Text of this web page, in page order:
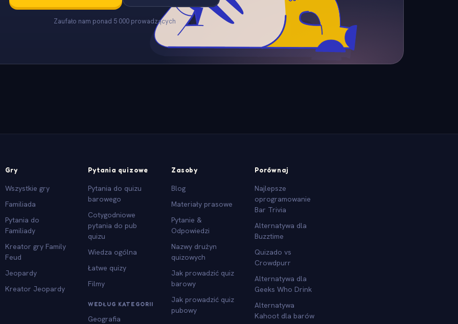
Zaufało nam ponad 5 000 prowadzących
Gry
Wszystkie gry
Familiada
Pytania do
Familiady
Kreator gry Family
Feud
Jeopardy
Kreator Jeopardy
Pytania quizowe
Pytania do quizu
barowego
Cotygodniowe
pytania do pub
quizu
Wiedza ogólna
Łatwe quizy
Filmy
WEDŁUG KATEGORII
Geografia
Zasoby
Blog
Materiały prasowe
Pytanie &
Odpowiedzi
Nazwy drużyn
quizowych
Jak prowadzić quiz
barowy
Jak prowadzić quiz
pubowy
Porównaj
Najlepsze
oprogramowanie
Bar Trivia
Alternatywa dla
Buzztime
Quizado vs
Crowdpurr
Alternatywa dla
Geeks Who Drink
Alternatywa
Kahoot dla barów